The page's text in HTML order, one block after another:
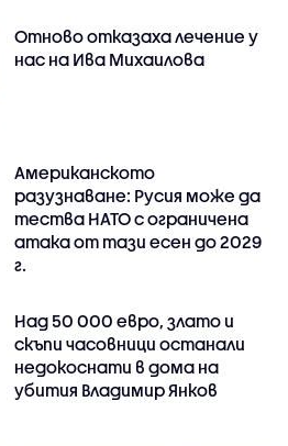
Отново отказаха лечение у
нас на Ива Михаилова
Американското
разузнаване: Русия може да
тества НАТО с ограничена
атака от тази есен до 2029
г.
Над 50 000 евро, злато и
скъпи часовници останали
недокоснати в дома на
убития Владимир Янков